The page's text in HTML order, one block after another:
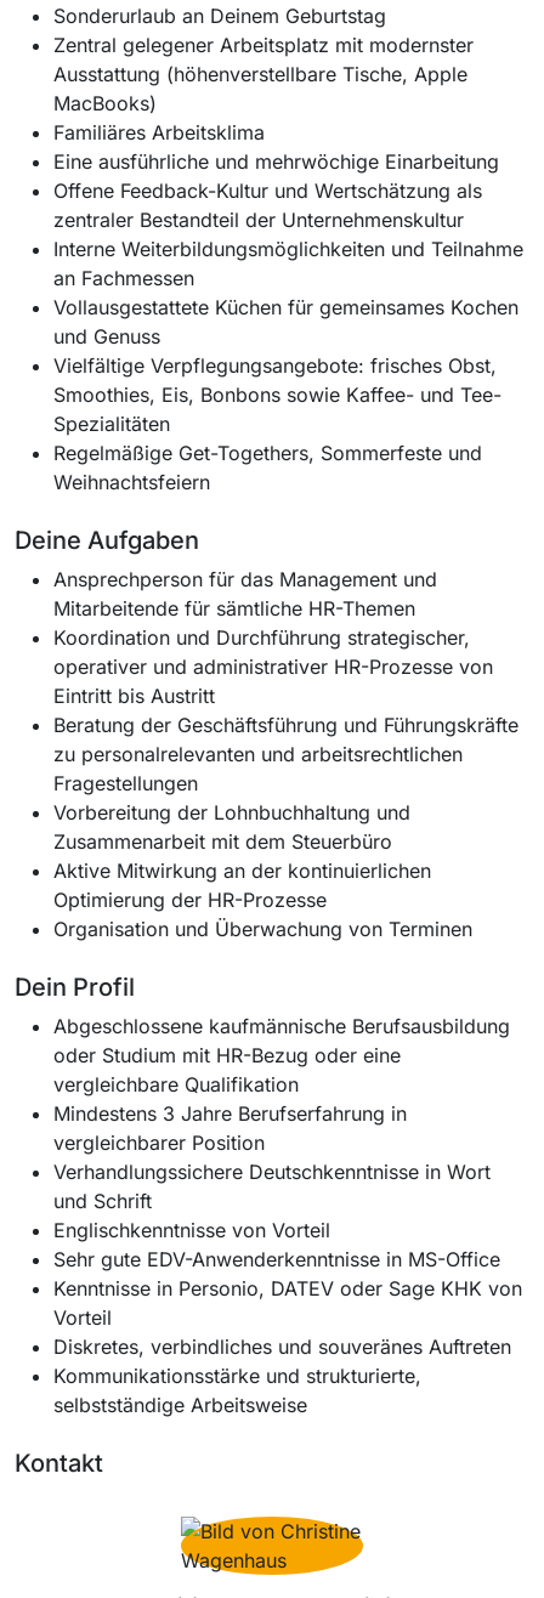
Sonderurlaub an Deinem Geburtstag
Zentral gelegener Arbeitsplatz mit modernster
Ausstattung (höhenverstellbare Tische, Apple
MacBooks)
Familiäres Arbeitsklima
Eine ausführliche und mehrwöchige Einarbeitung
Offene Feedback-Kultur und Wertschätzung als
zentraler Bestandteil der Unternehmenskultur
Interne Weiterbildungsmöglichkeiten und Teilnahme
an Fachmessen
Vollausgestattete Küchen für gemeinsames Kochen
und Genuss
Vielfältige Verpflegungsangebote: frisches Obst,
Smoothies, Eis, Bonbons sowie Kaffee- und Tee-
Spezialitäten
Regelmäßige Get-Togethers, Sommerfeste und
Weihnachtsfeiern
Deine Aufgaben
Ansprechperson für das Management und
Mitarbeitende für sämtliche HR-Themen
Koordination und Durchführung strategischer,
operativer und administrativer HR-Prozesse von
Eintritt bis Austritt
Beratung der Geschäftsführung und Führungskräfte
zu personalrelevanten und arbeitsrechtlichen
Fragestellungen
Vorbereitung der Lohnbuchhaltung und
Zusammenarbeit mit dem Steuerbüro
Aktive Mitwirkung an der kontinuierlichen
Optimierung der HR-Prozesse
Organisation und Überwachung von Terminen
Dein Profil
Abgeschlossene kaufmännische Berufsausbildung
oder Studium mit HR-Bezug oder eine
vergleichbare Qualifikation
Mindestens 3 Jahre Berufserfahrung in
vergleichbarer Position
Verhandlungssichere Deutschkenntnisse in Wort
und Schrift
Englischkenntnisse von Vorteil
Sehr gute EDV-Anwenderkenntnisse in MS-Office
Kenntnisse in Personio, DATEV oder Sage KHK von
Vorteil
Diskretes, verbindliches und souveränes Auftreten
Kommunikationsstärke und strukturierte,
selbstständige Arbeitsweise
Kontakt